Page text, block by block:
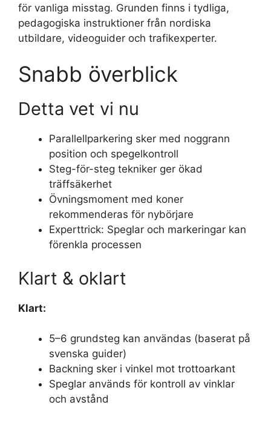
för vanliga misstag. Grunden finns i tydliga,
pedagogiska instruktioner från nordiska
utbildare, videoguider och trafikexperter.
Snabb överblick
Detta vet vi nu
Parallellparkering sker med noggrann
position och spegelkontroll
Steg-för-steg tekniker ger ökad
träffsäkerhet
Övningsmoment med koner
rekommenderas för nybörjare
Experttrick: Speglar och markeringar kan
förenkla processen
Klart & oklart
Klart:
5–6 grundsteg kan användas (baserat på
svenska guider)
Backning sker i vinkel mot trottoarkant
Speglar används för kontroll av vinklar
och avstånd